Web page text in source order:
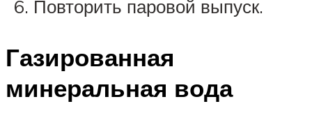
Повторить паровой выпуск.
Газированная
минеральная вода